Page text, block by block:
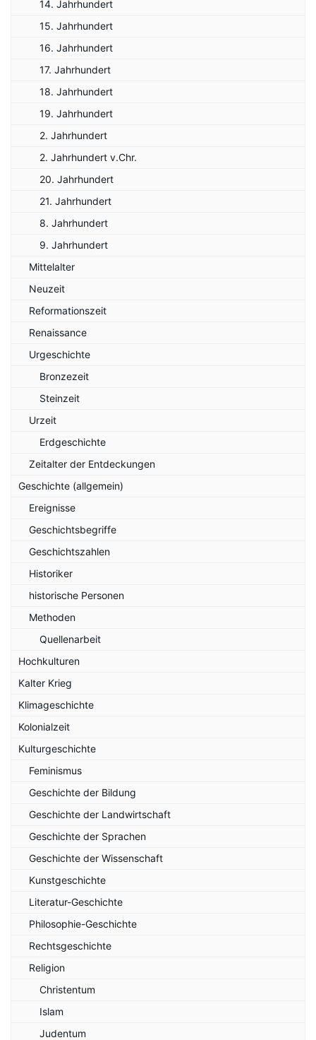
14. Jahrhundert
15. Jahrhundert
16. Jahrhundert
17. Jahrhundert
18. Jahrhundert
19. Jahrhundert
2. Jahrhundert
2. Jahrhundert v.Chr.
20. Jahrhundert
21. Jahrhundert
8. Jahrhundert
9. Jahrhundert
Mittelalter
Neuzeit
Reformationszeit
Renaissance
Urgeschichte
Bronzezeit
Steinzeit
Urzeit
Erdgeschichte
Zeitalter der Entdeckungen
Geschichte (allgemein)
Ereignisse
Geschichtsbegriffe
Geschichtszahlen
Historiker
historische Personen
Methoden
Quellenarbeit
Hochkulturen
Kalter Krieg
Klimageschichte
Kolonialzeit
Kulturgeschichte
Feminismus
Geschichte der Bildung
Geschichte der Landwirtschaft
Geschichte der Sprachen
Geschichte der Wissenschaft
Kunstgeschichte
Literatur-Geschichte
Philosophie-Geschichte
Rechtsgeschichte
Religion
Christentum
Islam
Judentum